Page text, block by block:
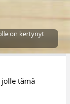
on kertynyt
tämä